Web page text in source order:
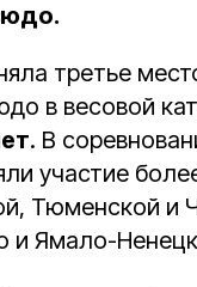
третье
в весовой
. В
участие
Тюменской и
и Ямало-